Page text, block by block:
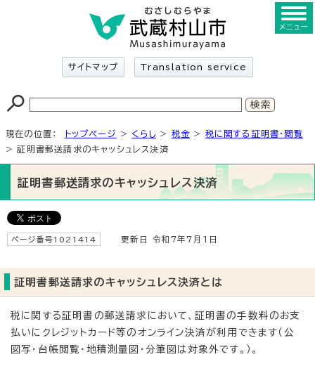
サイトマップ Translation service
メニュー
現在の位置： トップページ > くらし > 税金 > 税に関する証明書・閲覧
> 証明書郵送請求のキャッシュレス決済
証明書郵送請求のキャッシュレス決済
ページ番号1021414 更新日 令和7年7月1日
証明書郵送請求のキャッシュレス決済とは
税に関する証明書の郵送請求において、証明書の手数料のお支
払いにクレジットカード等のオンライン決済が利用できます（公
図写・台帳閲覧・地積測量図・分筆図は対象外です。）。